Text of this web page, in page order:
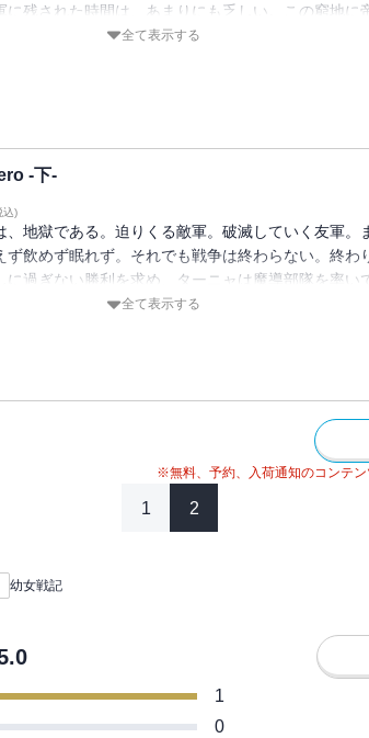
に残された時間は、あまりにも乏しい。この窮地に
ただ一人。ターニャだけが気が付く。故に、世界は目
全て表示する
‐下‐
込)
、地獄である。迫りくる敵軍。破滅していく友軍。
ず飲めず眠れず。それでも戦争は終わらない。終わ
に過ぎない勝利を求め、ターニャは魔導部隊を率い
し、吼える。我ら帝国軍航空魔導師、と。我に抗いう
全て表示する
※無料、予約、入荷通知のコンテン
1 2
幼女戦記
1
0